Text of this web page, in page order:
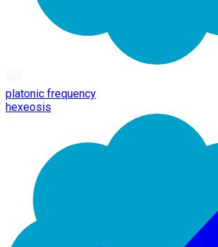
platonic frequency
hexeosis